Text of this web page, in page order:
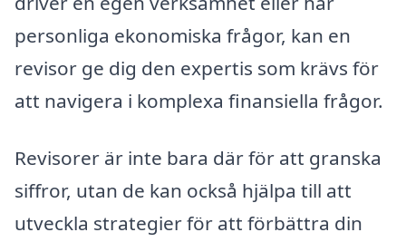
personliga ekonomiska frågor, kan en
revisor ge dig den expertis som krävs för
att navigera i komplexa finansiella frågor.
Revisorer är inte bara där för att granska
siffror, utan de kan också hjälpa till att
utveckla strategier för att förbättra din